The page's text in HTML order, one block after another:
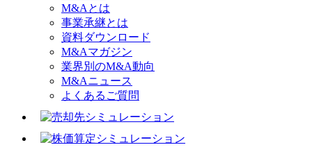
M&Aとは
事業承継とは
資料ダウンロード
M&Aマガジン
業界別のM&A動向
M&Aニュース
よくあるご質問